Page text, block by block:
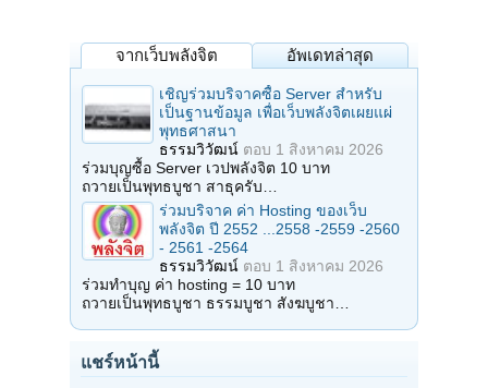
จากเว็บพลังจิต อัพเดทล่าสุด
เชิญร่วมบริจาคซื้อ Server สำหรับ
เป็นฐานข้อมูล เพื่อเว็บพลังจิตเผยแผ่
พุทธศาสนา
ธรรมวิวัฒน์ ตอบ 1 สิงหาคม 2026
ร่วมบุญซื้อ Server เวปพลังจิต 10 บาท
ถวายเป็นพุทธบูชา สาธุครับ…
ร่วมบริจาค ค่า Hosting ของเว็บ
พลังจิต ปี 2552 ...2558 -2559 -2560
- 2561 -2564
ธรรมวิวัฒน์ ตอบ 1 สิงหาคม 2026
ร่วมทำบุญ ค่า hosting = 10 บาท
ถวายเป็นพุทธบูชา ธรรมบูชา สังฆบูชา…
แชร์หน้านี้